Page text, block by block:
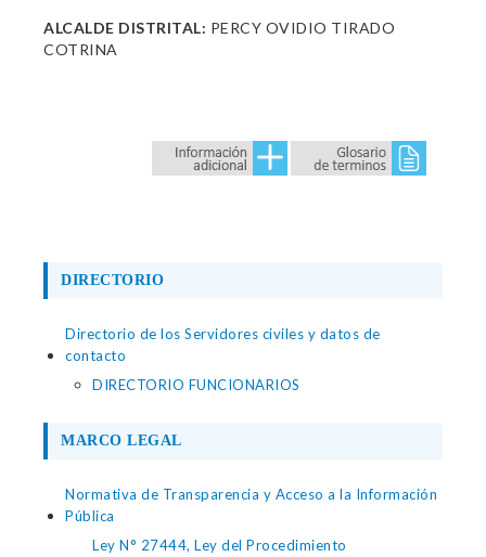
ALCALDE DISTRITAL: PERCY OVIDIO TIRADO
COTRINA
DIRECTORIO
Directorio de los Servidores civiles y datos de
contacto
DIRECTORIO FUNCIONARIOS
MARCO LEGAL
Normativa de Transparencia y Acceso a la Información
Pública
Ley N° 27444, Ley del Procedimiento